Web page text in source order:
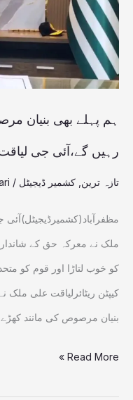
ہم پہلے بھی بنیان
رہیں گے،آئی جی
تازہ ترین کشمیر ڈیجیٹل /
مظفرآباد(کشمیرڈیجیٹل)آئی
ملک نے معرکہ حق کے شاندار
کو خوب لتاڑا اور قوم کو
کیپٹن ریٹائرلیاقت علی ملک
بنیان مرصوص کی مانند کھڑے
مرصوص
کی
مانند
کھڑے
تھے،کھڑے
گے،آئی
جی
لیاقت
علی
ملک
Read More »